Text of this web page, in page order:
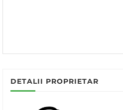
DETALII PROPRIETAR